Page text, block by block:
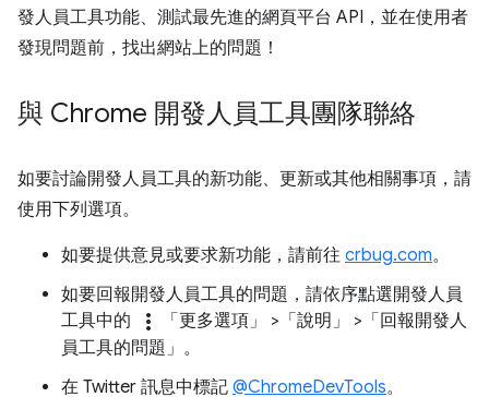
發人員工具功能、測試最先進的網頁平台 API，並在使用者
發現問題前，找出網站上的問題！
與 Chrome 開發人員工具團隊聯絡
如要討論開發人員工具的新功能、更新或其他相關事項，請
使用下列選項。
如要提供意見或要求新功能，請前往 crbug.com。
如要回報開發人員工具的問題，請依序點選開發人員
工具中的
more_vert 「更多選項」 >「說明」
>「回報開發人
員工具的問題」 。
在 Twitter 訊息中標記 @ChromeDevTools。